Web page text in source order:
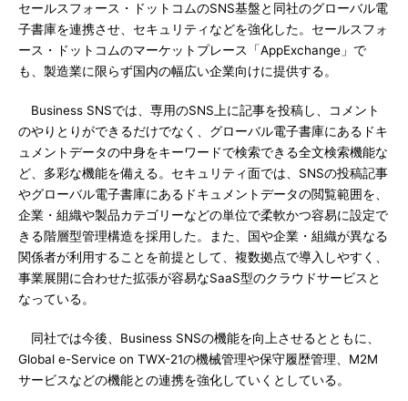
セールスフォース・ドットコムのSNS基盤と同社のグローバル電
子書庫を連携させ、セキュリティなどを強化した。セールスフォ
ース・ドットコムのマーケットプレース「AppExchange」で
も、製造業に限らず国内の幅広い企業向けに提供する。
Business SNSでは、専用のSNS上に記事を投稿し、コメント
のやりとりができるだけでなく、グローバル電子書庫にあるドキ
ュメントデータの中身をキーワードで検索できる全文検索機能な
ど、多彩な機能を備える。セキュリティ面では、SNSの投稿記事
やグローバル電子書庫にあるドキュメントデータの閲覧範囲を、
企業・組織や製品カテゴリーなどの単位で柔軟かつ容易に設定で
きる階層型管理構造を採用した。また、国や企業・組織が異なる
関係者が利用することを前提として、複数拠点で導入しやすく、
事業展開に合わせた拡張が容易なSaaS型のクラウドサービスと
なっている。
同社では今後、Business SNSの機能を向上させるとともに、
Global e-Service on TWX-21の機械管理や保守履歴管理、M2M
サービスなどの機能との連携を強化していくとしている。